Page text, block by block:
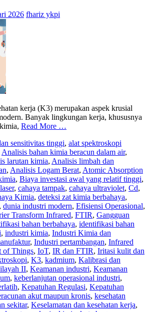
2026 fhariz ykpi
kerja (K3) merupakan aspek krusial
Banyak lingkungan kerja, khususnya
Read More …
sensitivitas tinggi, alat spektroskopi
Analisis bahan kimia beracun dalam air,
larutan kimia, Analisis limbah dan
, Analisis Logam Berat, Atomic Absorption
, Biaya investasi awal yang relatif tinggi,
, cahaya tampak, cahaya ultraviolet, Cd,
Kimia, deteksi zat kimia berbahaya,
, dunia industri modern, Efisiensi Operasional,
Transform Infrared, FTIR, Gangguan
bahan berbahaya, identifikasi bahan
, industri kimia, Industri Kimia dan
, Industri pertambangan, Infrared
of Things, IoT, IR dan FTIR, Iritasi kulit dan
, K3, kadmium, Kalibrasi dan
II, Keamanan industri, Keamanan
, keberlanjutan operasional industri,
, Kepatuhan Regulasi, Kepatuhan
akut maupun kronis, kesehatan
sekitar, Keselamatan dan kesehatan kerja,